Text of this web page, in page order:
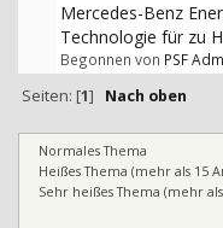
Mercedes-Benz
Technologie für zu
Begonnen von PSF
Seiten: [1] Nach oben
Normales Thema
Heißes Thema (mehr als 15
Sehr heißes Thema (mehr